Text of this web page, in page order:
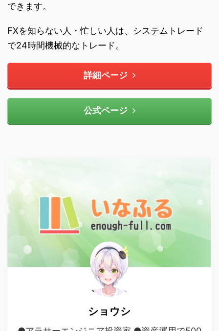
できます。
FXを知らない人・忙しい人は、システムトレード
で24時間機械的なトレード。
詳細ページ
公式ページ
ショウシ